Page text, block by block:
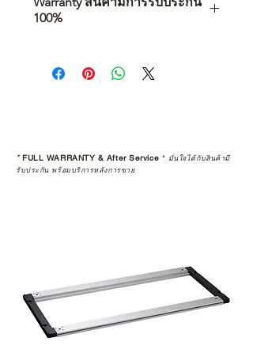
100%
คุณตัดสินใจซื้อ แต่รวมไปถึง
“ประสบการณ์หลังการใช้งาน” ใน
STUDIO และร้านตัวแทนจำหน่ายที่
ได้รับการแต่งตั้งอย่างเป็นทางการ จะ
ก่อนตัดสินใจซื้อสินค้า เราอยาก
แนะนำให้คุณสอบถามทุกครั้งว่า ร้าน
ค้าที่คุณกำลังเลือกซื้อนั้น มีการรับ
*FULL WARRANTY & After Service * มั่นใจได้กับสินค้ามี
รับประกัน พร้อมบริการหลังการขาย